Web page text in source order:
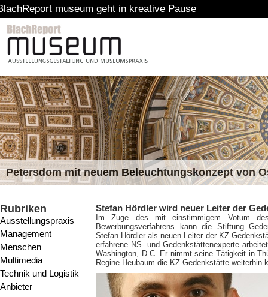
geht in kreative Pause
Petersdom mit neuem Beleuchtungskonzept von
Rubriken
Ausstellungspraxis
Management
Menschen
Multimedia
Technik und Logistik
Anbieter
Stefan Hördler wird neuer Leiter der
Im Zuge des mit einstimmigem Votum
Bewerbungsverfahrens kann die Stiftung
Stefan Hördler als neuen Leiter der KZ-
erfahrene NS- und Gedenkstättenexperte
Washington, D.C. Er nimmt seine Tätigkeit in
Regine Heubaum die KZ-Gedenkstätte weiterhin